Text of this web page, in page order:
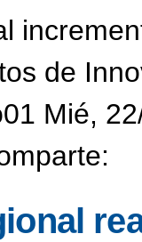
de
Mié,